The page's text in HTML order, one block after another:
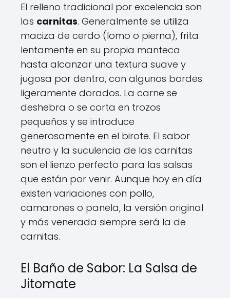
El relleno tradicional por excelencia son
las carnitas. Generalmente se utiliza
maciza de cerdo (lomo o pierna), frita
lentamente en su propia manteca
hasta alcanzar una textura suave y
jugosa por dentro, con algunos bordes
ligeramente dorados. La carne se
deshebra o se corta en trozos
pequeños y se introduce
generosamente en el birote. El sabor
neutro y la suculencia de las carnitas
son el lienzo perfecto para las salsas
que están por venir. Aunque hoy en día
existen variaciones con pollo,
camarones o panela, la versión original
y más venerada siempre será la de
carnitas.
El Baño de Sabor: La Salsa de
Jitomate